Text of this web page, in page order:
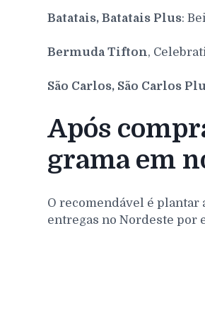
Batatais, Batatais Plus:
Bermuda Tifton,
São Carlos, São Carlos
Após
grama em
O recomendável é plantar
entregas no Nordeste por